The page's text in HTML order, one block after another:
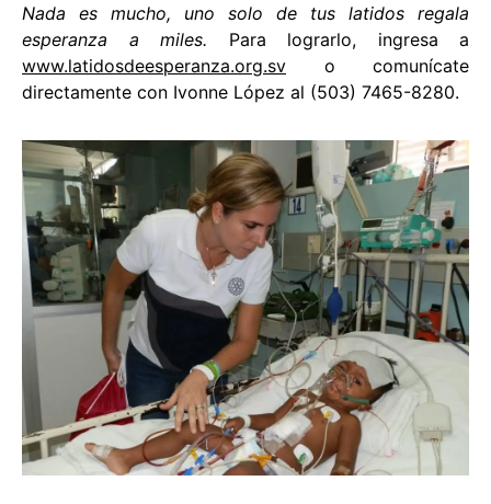
Nada es mucho, uno solo de tus latidos regala
esperanza a miles. Para lograrlo, ingresa a
www.latidosdeesperanza.org.sv o comunícate
directamente con Ivonne López al (503) 7465-8280.